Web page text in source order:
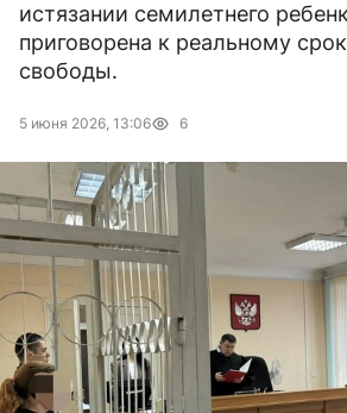
истязании семилетнего
приговорена к реальному
свободы.
5 июня 2026, 13:06 6